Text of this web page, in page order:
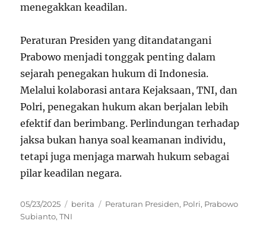
menegakkan keadilan.
Peraturan Presiden yang ditandatangani
Prabowo menjadi tonggak penting dalam
sejarah penegakan hukum di Indonesia.
Melalui kolaborasi antara Kejaksaan, TNI, dan
Polri, penegakan hukum akan berjalan lebih
efektif dan berimbang. Perlindungan terhadap
jaksa bukan hanya soal keamanan individu,
tetapi juga menjaga marwah hukum sebagai
pilar keadilan negara.
Posted
on
05/23/2025 Categories
berita Tags
Peraturan Presiden, Polri, Prabowo
Subianto,TNI